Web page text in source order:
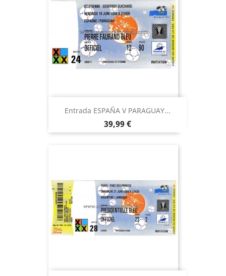
Entrada ESPAÑA V PARAGUAY...
Precio
39,99 €